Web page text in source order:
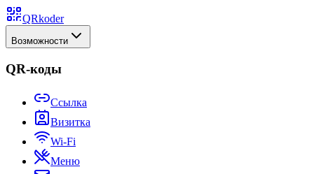
QRkoder
Возможности
QR-коды
Ссылка
Визитка
Wi-Fi
Меню